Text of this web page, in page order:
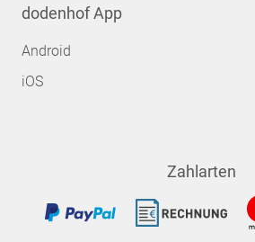
dodenhof App
Android
iOS
Zahlarten